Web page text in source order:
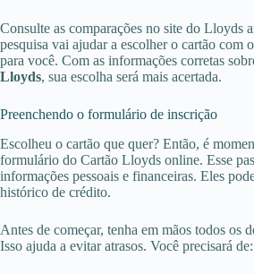
Consulte as comparações no site do Lloyds
pesquisa vai ajudar a escolher o cartão com
para você. Com as informações corretas
Lloyds, sua escolha será mais acertada.
Preenchendo o formulário de inscrição
Escolheu o cartão que quer? Então, é
formulário do Cartão Lloyds online. Esse
informações pessoais e financeiras. Eles
histórico de crédito.
Antes de começar, tenha em mãos todos os
Isso ajuda a evitar atrasos. Você precisará de: